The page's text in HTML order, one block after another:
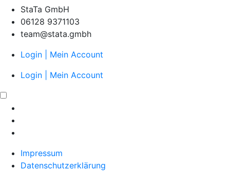
StaTa GmbH
06128 9371103
team@stata.gmbh
Login | Mein Account
Login | Mein Account
Impressum
Datenschutzerklärung